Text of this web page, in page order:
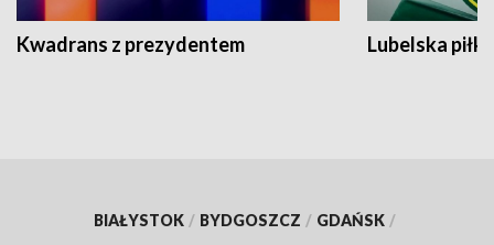
Kwadrans z prezydentem Lubelska piłka
BIAŁYSTOK / BYDGOSZCZ / GDAŃSK /